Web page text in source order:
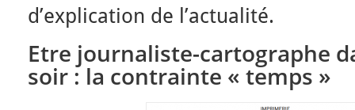
d’explication de l’actualité.
Etre journaliste-cartographe
soir : la contrainte « temps »